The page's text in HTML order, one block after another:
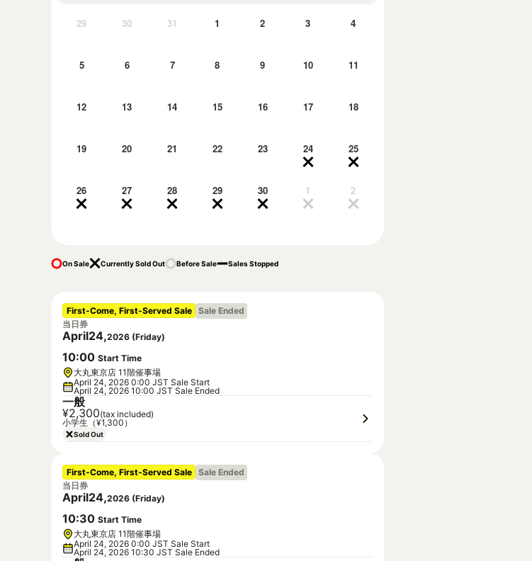
29 30 31 1 2 3 4
5 6 7 8 9 10 11
12 13 14 15 16 17 18
19 20 21 22 23 24 25
26 27 28 29 30 1 2
On Sale Currently Sold Out Before Sale Sales Stopped
First-Come, First-Served Sale Sale Ended
当日券
April24,2026 (Friday)
10:00 Start Time
大丸東京店 11階催事場
April 24, 2026 0:00 JST Sale Start
April 24, 2026 10:00 JST Sale Ended
一般
¥2,300(tax included)
小学生（¥1,300）
Sold Out
First-Come, First-Served Sale Sale Ended
当日券
April24,2026 (Friday)
10:30 Start Time
大丸東京店 11階催事場
April 24, 2026 0:00 JST Sale Start
April 24, 2026 10:30 JST Sale Ended